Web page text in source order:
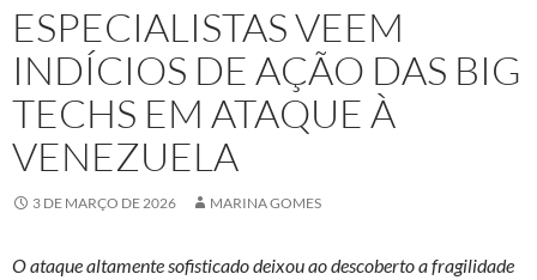
ESPECIALISTAS VEEM
INDÍCIOS DE AÇÃO DAS BIG
TECHS EM ATAQUE À
VENEZUELA
3 DE MARÇO DE 2026 MARINA GOMES
O ataque altamente sofisticado deixou ao descoberto a fragilidade